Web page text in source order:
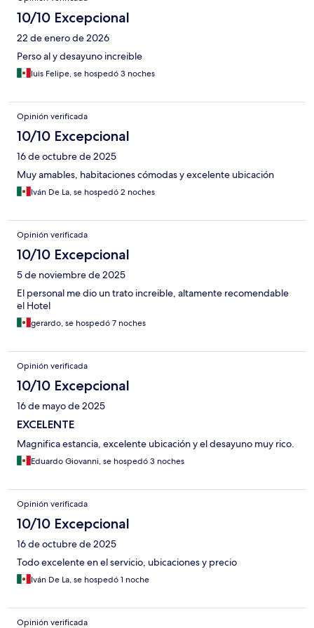
10/10 Excepcional
22 de enero de 2026
Perso al y desayuno increible
luis Felipe, se hospedó 3 noches
Opinión verificada
10/10 Excepcional
16 de octubre de 2025
Muy amables, habitaciones cómodas y excelente ubicación
Iván De La, se hospedó 2 noches
Opinión verificada
10/10 Excepcional
5 de noviembre de 2025
El personal me dio un trato increible, altamente recomendable
el Hotel
gerardo, se hospedó 7 noches
Opinión verificada
10/10 Excepcional
16 de mayo de 2025
EXCELENTE
Magnifica estancia, excelente ubicación y el desayuno muy rico.
Eduardo Giovanni, se hospedó 3 noches
Opinión verificada
10/10 Excepcional
16 de octubre de 2025
Todo excelente en el servicio, ubicaciones y precio
Iván De La, se hospedó 1 noche
Opinión verificada